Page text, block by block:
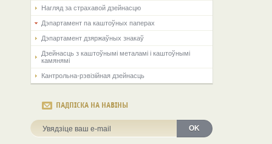
Нагляд за страхавой дзейнасцю
Дэпартамент па каштоўных паперах
Дэпартамент дзяржаўных знакаў
Дзейнасць з каштоўнымі металамі і каштоўнымі
камянямі
Кантрольна-рэвізійная дзейнасць
ПАДПІСКА НА НАВІНЫ
OK